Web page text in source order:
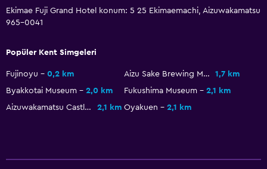
Ekimae Fuji Grand Hotel konum: 5 25 Ekimaemachi, Aizuwakamatsu
965-0041
Popüler Kent Simgeleri
Fujinoyu 0,2 km Aizu Sake Brewing Museum
1,7 km
Byakkotai Museum
2,0 km Fukushima Museum
2,1 km
Aizuwakamatsu Castle
2,1 km Oyakuen 2,1 km